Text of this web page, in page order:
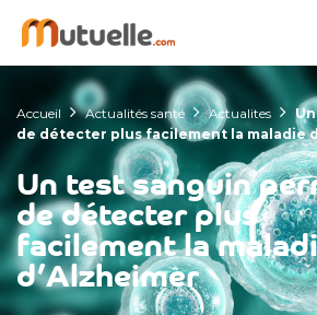
Accueil Actualités santé Actualites
de détecter plus facilement la maladie
Un test sanguin
de détecter plus
facilement la
d’Alzheimer